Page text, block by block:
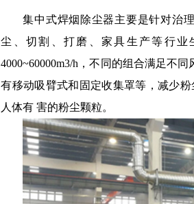
集中式焊烟除尘器主要是针对治
尘、切割、打磨、家具生产等行
4000~60000m3/h，不同的组合满足不
有移动吸臂式和固定收集罩等，减少
人体有 害的粉尘颗粒。